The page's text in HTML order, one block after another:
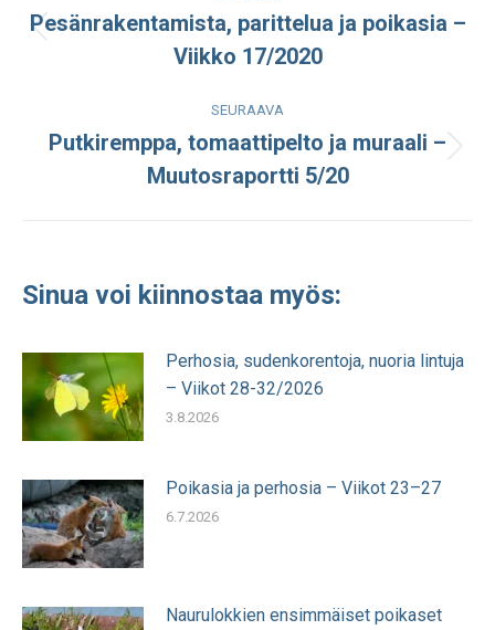
navigation
julkaisu:
Pesänrakentamista, parittelua ja poikasia –
Viikko 17/2020
SEURAAVA
Seuraava
julkaisu:
Putkiremppa, tomaattipelto ja muraali –
Muutosraportti 5/20
Sinua voi kiinnostaa myös:
Perhosia, sudenkorentoja, nuoria lintuja
– Viikot 28-32/2026
3.8.2026
Poikasia ja perhosia – Viikot 23–27
6.7.2026
Naurulokkien ensimmäiset poikaset